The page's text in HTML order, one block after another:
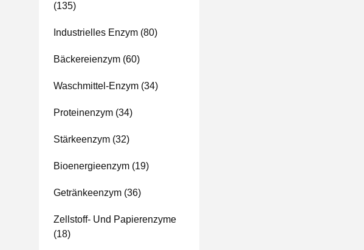
(135)
Industrielles Enzym (80)
Bäckereienzym (60)
Waschmittel-Enzym (34)
Proteinenzym (34)
Stärkeenzym (32)
Bioenergieenzym (19)
Getränkeenzym (36)
Zellstoff- Und Papierenzyme
(18)